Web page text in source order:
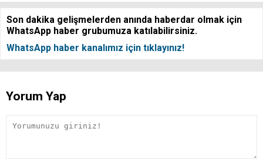
Son dakika gelişmelerden anında haberdar olmak için
WhatsApp haber grubumuza katılabilirsiniz.
WhatsApp haber kanalımız için tıklayınız!
Yorum Yap